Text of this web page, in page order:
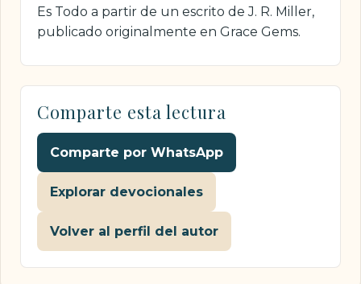
Es Todo a partir de un escrito de J. R. Miller,
publicado originalmente en Grace Gems.
Comparte esta lectura
Comparte por WhatsApp
Explorar devocionales
Volver al perfil del autor